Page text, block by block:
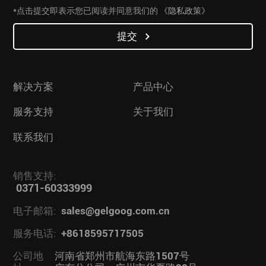
*点击提交即表示您已阅读并同意我们的 《隐私政策》
提交
解决方案 产品中心
服务支持 关于我们
联系我们
销售支持:
0371-60333999
电子邮箱: sales@gelgoog.com.cn
服务电话: +8618595717505
公司地
河南省郑州市航海东路1507号